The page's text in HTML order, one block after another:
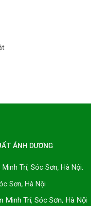
ÁNH DƯƠNG
Trí, Sóc Sơn, Hà Nội.
Sơn, Hà Nội
Minh Trí, Sóc Sơn, Hà Nội